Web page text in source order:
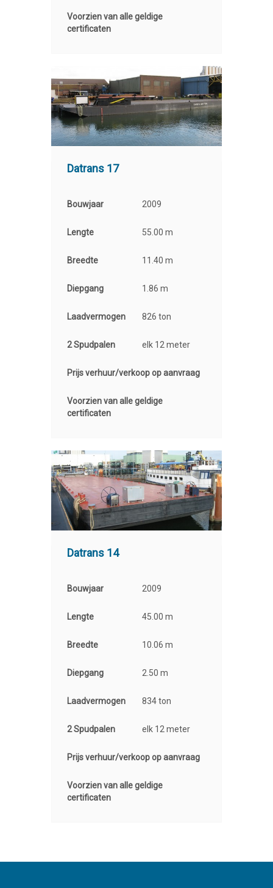
Voorzien van alle geldige
certificaten
Datrans 17
Bouwjaar 2009
Lengte 55.00 m
Breedte 11.40 m
Diepgang 1.86 m
Laadvermogen 826 ton
2 Spudpalen elk 12 meter
Prijs verhuur/verkoop op aanvraag
Voorzien van alle geldige
certificaten
Datrans 14
Bouwjaar 2009
Lengte 45.00 m
Breedte 10.06 m
Diepgang 2.50 m
Laadvermogen 834 ton
2 Spudpalen elk 12 meter
Prijs verhuur/verkoop op aanvraag
Voorzien van alle geldige
certificaten